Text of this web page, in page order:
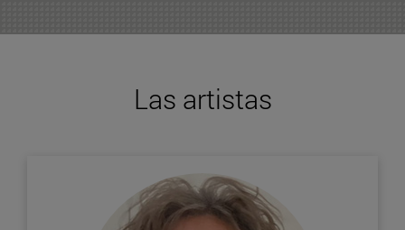
Las artistas